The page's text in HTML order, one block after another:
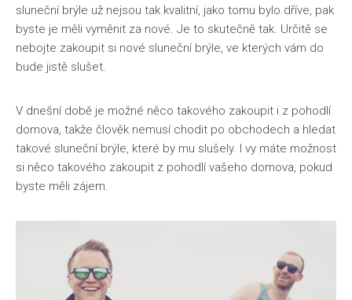
sluneční brýle už nejsou tak kvalitní, jako tomu bylo dříve, pak
byste je měli vyměnit za nové. Je to skutečně tak. Určitě se
nebojte zakoupit si nové sluneční brýle, ve kterých vám do
bude jistě slušet.
V dnešní době je možné něco takového zakoupit i z pohodlí
domova, takže člověk nemusí chodit po obchodech a hledat
takové sluneční brýle, které by mu slušely. I vy máte možnost
si něco takového zakoupit z pohodlí vašeho domova, pokud
byste měli zájem.